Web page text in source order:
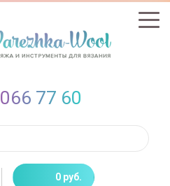
066 77 60
0 руб.